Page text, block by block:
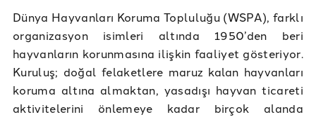
Dünya Hayvanları Koruma Topluluğu (WSPA), farklı
organizasyon isimleri altında 1950’den beri
hayvanların korunmasına ilişkin faaliyet gösteriyor.
Kuruluş; doğal felaketlere maruz kalan hayvanları
koruma altına almaktan, yasadışı hayvan ticareti
aktivitelerini önlemeye kadar birçok alanda